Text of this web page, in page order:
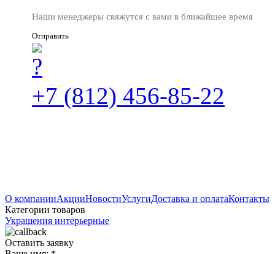
Наши менеджеры свяжутся с вами в ближайшее время
Отправить
+7 (812) 456-85-22
О компанииАкцииНовостиУслугиДоставка и оплатаКонтакты
Категории товаров
Украшения интерьерные
Оставить заявку